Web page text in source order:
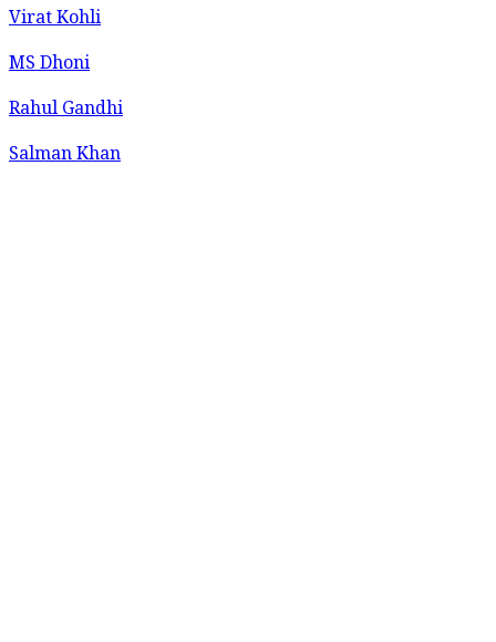
Virat Kohli
MS Dhoni
Rahul Gandhi
Salman Khan